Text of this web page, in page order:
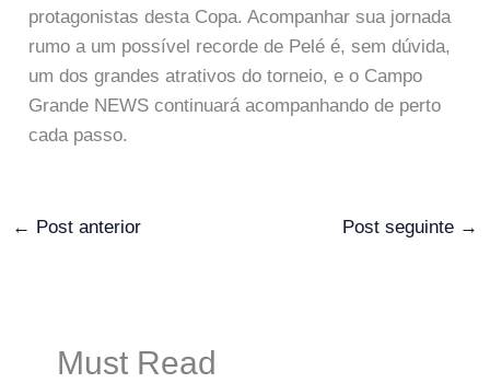
protagonistas desta Copa. Acompanhar sua jornada
rumo a um possível recorde de Pelé é, sem dúvida,
um dos grandes atrativos do torneio, e o Campo
Grande NEWS continuará acompanhando de perto
cada passo.
← Post anterior Post seguinte →
Must Read